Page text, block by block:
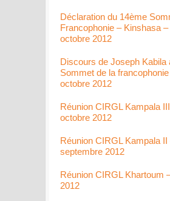
Déclaration du 14ème
Francophonie – Kinshasa –
octobre 2012
Discours de Joseph Kabila
Sommet de la
octobre 2012
Réunion CIRGL Kampala
octobre 2012
Réunion CIRGL Kampala II
septembre 2012
Réunion CIRGL Khartoum
2012